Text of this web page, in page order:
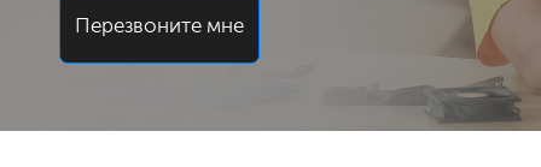
Перезвоните мне